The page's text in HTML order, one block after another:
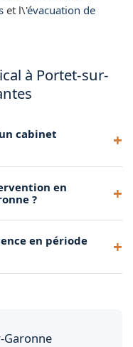
et l\'évacuation de
à Portet-sur-
cabinet
cabinet médical à
en
?
conforme à
en période
Garonne